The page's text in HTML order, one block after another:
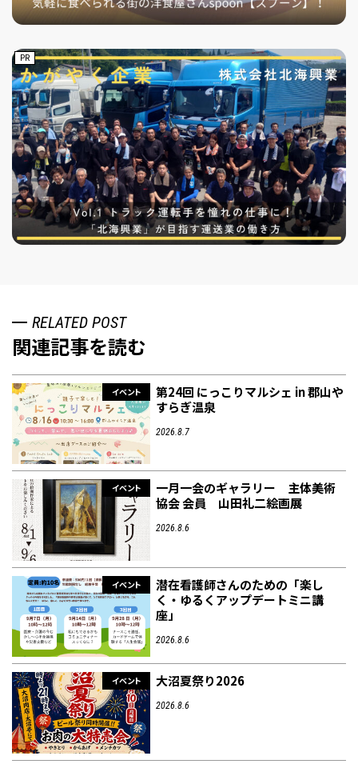
PR
RELATED POST
関連記事を読む
イベント
第24回 にっこりマルシェ in 郡山や
すらぎ温泉
2026.8.7
イベント
一月一会のギャラリー 主体美術
協会 会員 山田礼二絵画展
2026.8.6
イベント
潜在看護師さんのための「楽し
く・ゆるくアップデートミニ講
座」
2026.8.6
イベント 大沼夏祭り2026
2026.8.6